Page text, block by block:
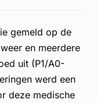
gemeld op de
en meerdere
uit (P1/A0-
werd een
deze medische